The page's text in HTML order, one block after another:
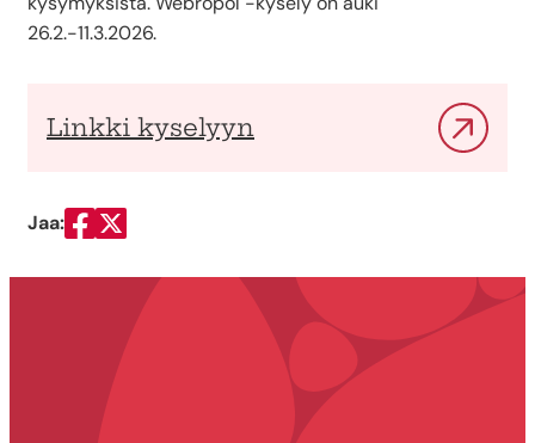
26.2.-11.3.2026.
Linkki kyselyyn
Jaa:
Jaa Facebookissa
Jaa Twitterissä